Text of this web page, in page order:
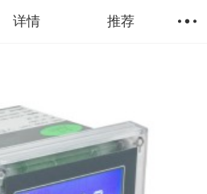
详情 推荐